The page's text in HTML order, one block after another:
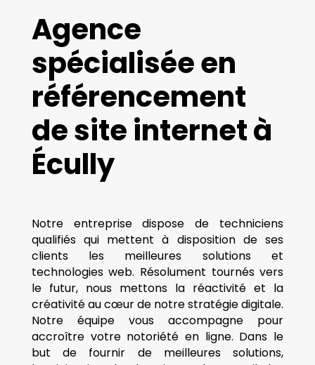
Agence
spécialisée en
référencement
de site internet à
Écully
Notre entreprise dispose de techniciens
qualifiés qui mettent à disposition de ses
clients les meilleures solutions et
technologies web. Résolument tournés vers
le futur, nous mettons la réactivité et la
créativité au cœur de notre stratégie digitale.
Notre équipe vous accompagne pour
accroître votre notoriété en ligne. Dans le
but de fournir de meilleures solutions,